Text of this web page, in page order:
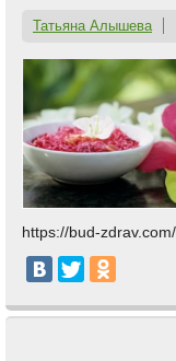
Татьяна Алышева
https://bud-